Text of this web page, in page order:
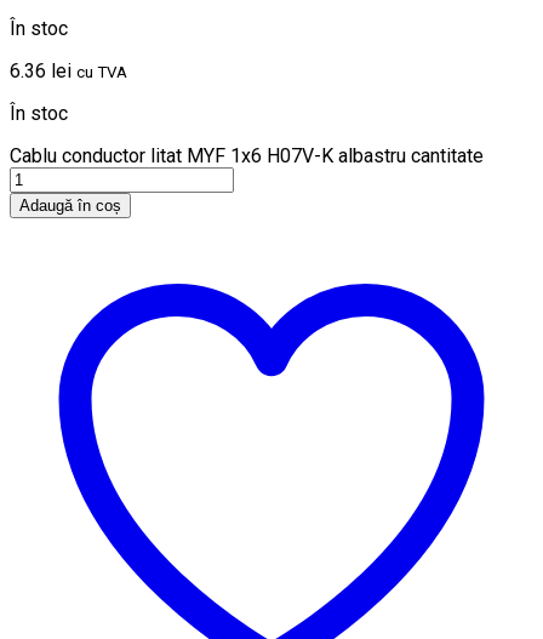
În stoc
6.36 lei cu TVA
În stoc
Cablu conductor litat MYF 1x6 H07V-K albastru cantitate
Adaugă în coș